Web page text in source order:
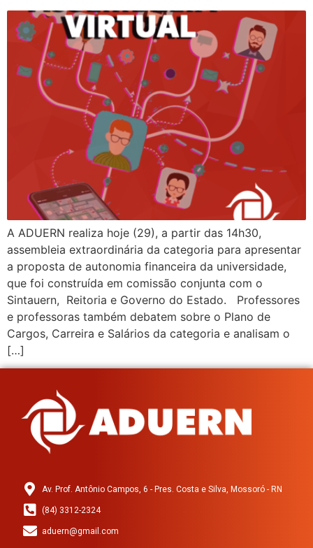
A ADUERN realiza hoje (29), a partir das 14h30,
assembleia extraordinária da categoria para apresentar
a proposta de autonomia financeira da universidade,
que foi construída em comissão conjunta com o
Sintauern, Reitoria e Governo do Estado. Professores
e professoras também debatem sobre o Plano de
Cargos, Carreira e Salários da categoria e analisam o
[…]
Av. Prof. Antônio Campos, 6 - Pres. Costa e Silva, Mossoró - RN
(84) 3312-2324
aduern@gmail.com